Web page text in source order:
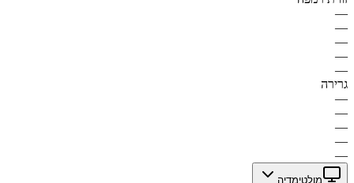
—
—
—
—
—
גרירה
—
—
—
—
—
מולטימדיה